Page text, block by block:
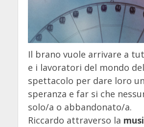
Il brano vuole arrivare a
e i lavoratori del mondo
spettacolo per dare loro
speranza e far si che
solo/a o abbandonato/a.
Riccardo attraverso la